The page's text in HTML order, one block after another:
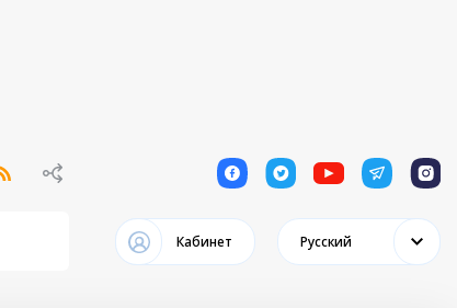
1 1 1 1 1
Кабинет Русский